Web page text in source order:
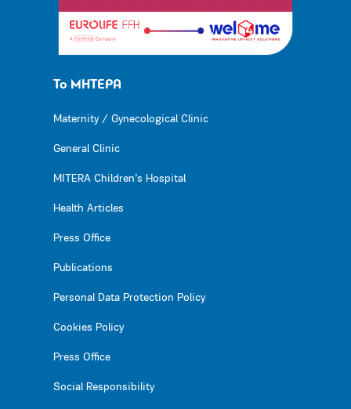
Το ΜΗΤΕΡΑ
Maternity / Gynecological Clinic
General Clinic
MITERA Children’s Hospital
Health Articles
Press Office
Publications
Personal Data Protection Policy
Cookies Policy
Press Office
Social Responsibility